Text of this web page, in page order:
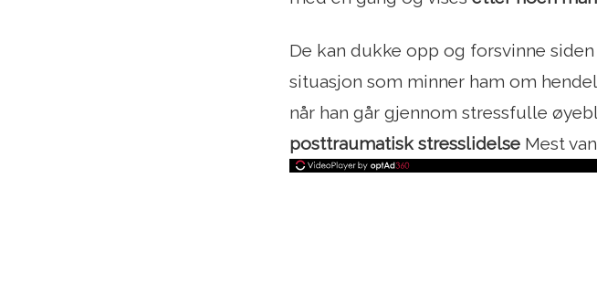
De kan dukke opp og forsvinne
situasjon som minner ham om
når han går gjennom stressfulle
posttraumatisk stresslidelse Mest